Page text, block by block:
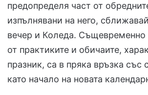
предопределя част от
изпълнявани на него,
вечер и Коледа. Същевременно
от практиките и обичаите,
празник, са в пряка връзка със
като начало на новата